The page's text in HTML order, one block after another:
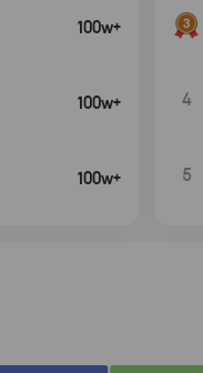
100w+
100w+
100w+
4
5